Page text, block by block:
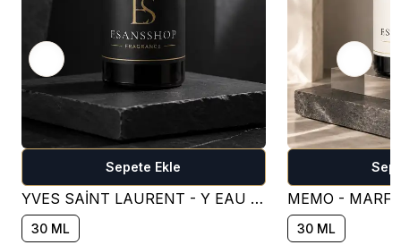
Sepete Ekle
YVES SAİNT LAURENT - Y EAU DE PARFUM PARFÜM ESANSI ( TATLI )
30 ML 30 ML